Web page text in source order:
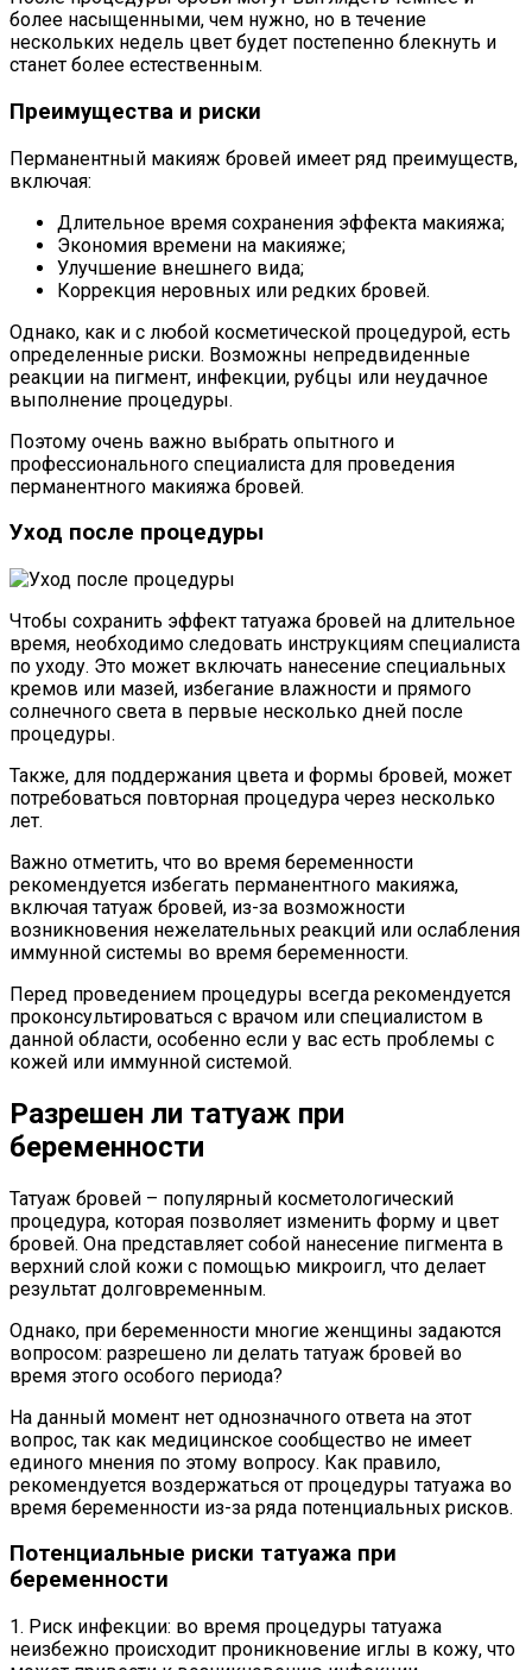
более насыщенными, чем нужно, но в течение
нескольких недель цвет будет постепенно блекнуть и
станет более естественным.
Преимущества и риски
Перманентный макияж бровей имеет ряд преимуществ,
включая:
Длительное время сохранения эффекта макияжа;
Экономия времени на макияже;
Улучшение внешнего вида;
Коррекция неровных или редких бровей.
Однако, как и с любой косметической процедурой, есть
определенные риски. Возможны непредвиденные
реакции на пигмент, инфекции, рубцы или неудачное
выполнение процедуры.
Поэтому очень важно выбрать опытного и
профессионального специалиста для проведения
перманентного макияжа бровей.
Уход после процедуры
Чтобы сохранить эффект татуажа бровей на длительное
время, необходимо следовать инструкциям специалиста
по уходу. Это может включать нанесение специальных
кремов или мазей, избегание влажности и прямого
солнечного света в первые несколько дней после
процедуры.
Также, для поддержания цвета и формы бровей, может
потребоваться повторная процедура через несколько
лет.
Важно отметить, что во время беременности
рекомендуется избегать перманентного макияжа,
включая татуаж бровей, из-за возможности
возникновения нежелательных реакций или ослабления
иммунной системы во время беременности.
Перед проведением процедуры всегда рекомендуется
проконсультироваться с врачом или специалистом в
данной области, особенно если у вас есть проблемы с
кожей или иммунной системой.
Разрешен ли татуаж при
беременности
Татуаж бровей – популярный косметологический
процедура, которая позволяет изменить форму и цвет
бровей. Она представляет собой нанесение пигмента в
верхний слой кожи с помощью микроигл, что делает
результат долговременным.
Однако, при беременности многие женщины задаются
вопросом: разрешено ли делать татуаж бровей во
время этого особого периода?
На данный момент нет однозначного ответа на этот
вопрос, так как медицинское сообщество не имеет
единого мнения по этому вопросу. Как правило,
рекомендуется воздержаться от процедуры татуажа во
время беременности из-за ряда потенциальных рисков.
Потенциальные риски татуажа при
беременности
1. Риск инфекции: во время процедуры татуажа
неизбежно происходит проникновение иглы в кожу, что